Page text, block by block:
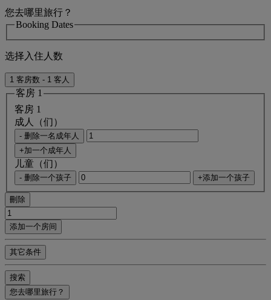
您去哪里旅行？
Booking Dates
选择入住人数
1 客房数 - 1 客人
客房 1
客房 1
成人（们）
- 删除一名成年人
+加一个成年人
儿童（们）
- 删除一个孩子 +添加一个孩子
刪除
添加一个房间
其它条件
搜索
您去哪里旅行？